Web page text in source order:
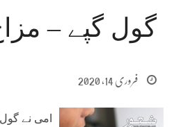
گول گپے –
فروری 14, 2020
امی نے